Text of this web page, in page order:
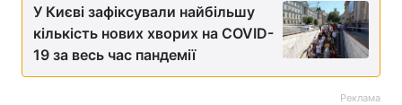
У Києві зафіксували найбільшу
кількість нових хворих на COVID-
19 за весь час пандемії
Реклама